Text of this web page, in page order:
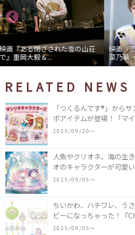
映画『恋わずらいのエリー』原
菜乃華 インタ...
ドラ
う」
RELATED NEWS
「つくるんです®」から
ボアイテムが登場！「マ
ん」などミニチュアハウ
のメリーゴーランド」な
付きのウッドパズル2種
2025/09/20〜
人魚やクリオネ、海の生
オのキャラクターが可愛
2025～マーメイドファン
ズメント施設「ナムコ」
ン」で開催！
2025/09/05〜
ちいかわ、ハチワレ、う
ビーになっちゃった！『
ビー)』の催事を全国14か
2025/09/05〜